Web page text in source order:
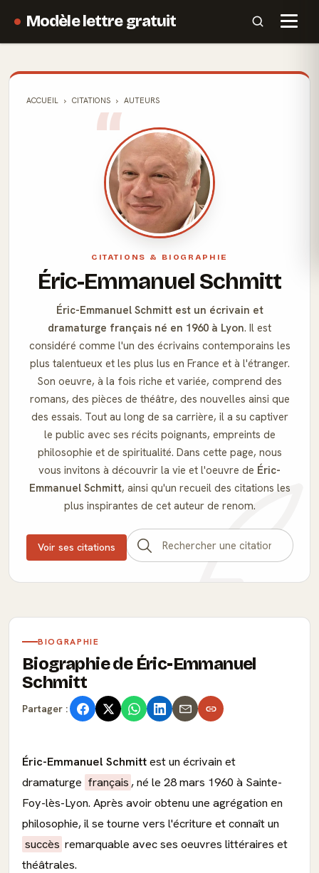
Modèle lettre gratuit
ACCUEIL CITATIONS AUTEURS
CITATIONS & BIOGRAPHIE
Éric-Emmanuel Schmitt
Éric-Emmanuel Schmitt est un écrivain et
dramaturge français né en 1960 à Lyon. Il est
considéré comme l'un des écrivains contemporains les
plus talentueux et les plus lus en France et à l'étranger.
Son oeuvre, à la fois riche et variée, comprend des
romans, des pièces de théâtre, des nouvelles ainsi que
des essais. Tout au long de sa carrière, il a su captiver
le public avec ses récits poignants, empreints de
philosophie et de spiritualité. Dans cette page, nous
vous invitons à découvrir la vie et l'oeuvre de Éric-
Emmanuel Schmitt, ainsi qu'un recueil des citations les
plus inspirantes de cet auteur de renom.
Voir ses citations
BIOGRAPHIE
Biographie de Éric-Emmanuel
Schmitt
Partager :
Éric-Emmanuel Schmittest un écrivain et
dramaturge français , né le 28 mars 1960 à Sainte-
Foy-lès-Lyon. Après avoir obtenu une agrégation en
philosophie, il se tourne vers l'écriture et connaît un
succès remarquable avec ses oeuvres littéraires et
théâtrales.